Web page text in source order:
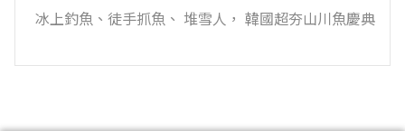
冰上釣魚、徒手抓魚、 堆雪人， 韓國超夯山川魚慶典